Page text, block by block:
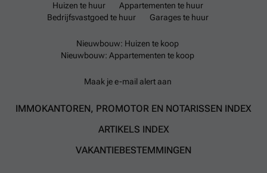
Huizen te huur
Appartementen te huur
Bedrijfsvastgoed te huur
Garages te huur
Nieuwbouw: Huizen te koop
Nieuwbouw: Appartementen te koop
Maak je e-mail alert aan
IMMOKANTOREN, PROMOTOR EN NOTARISSEN INDEX
ARTIKELS INDEX
VAKANTIEBESTEMMINGEN